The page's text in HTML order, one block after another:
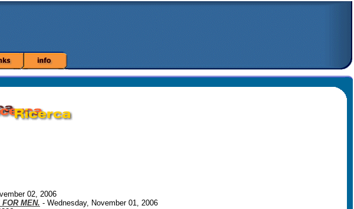
02, 2006
MEN. - Wednesday, November 01, 2006